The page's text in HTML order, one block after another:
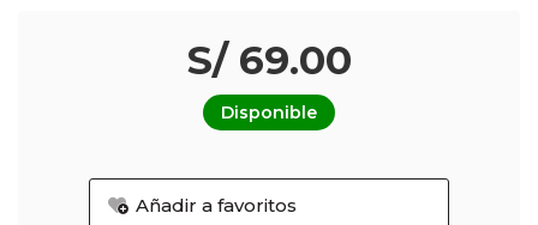
S/ 69.00
Disponible
Añadir a favoritos